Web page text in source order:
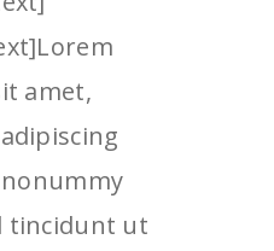
amet,
tincidunt ut